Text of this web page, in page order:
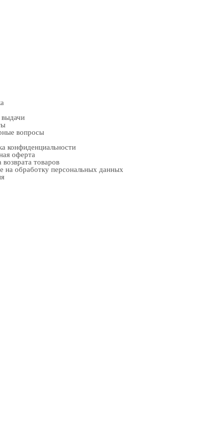
вопросы
конфиденциальности
оферта
возврата товаров
на обработку персональных данных